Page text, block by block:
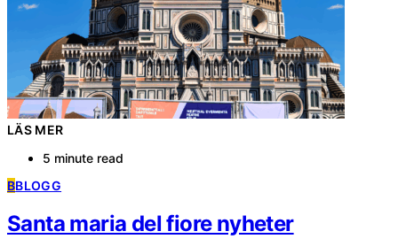
LÄS MER
5 minute read
BBLOGG
Santa maria del fiore nyheter